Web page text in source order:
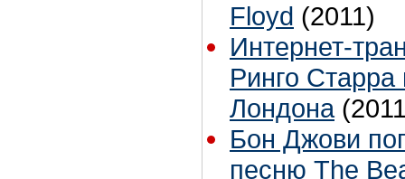
Floyd (2011)
Интернет-
Ринго Старра
Лондона
Бон Джови
песню The